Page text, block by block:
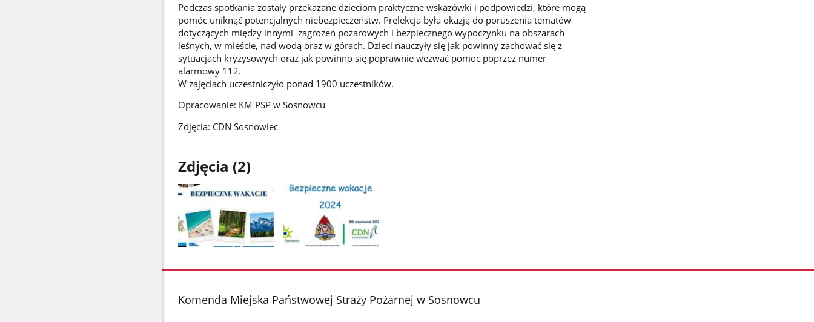
Podczas spotkania zostały przekazane dzieciom praktyczne wskazówki i podpowiedzi, które mogą
pomóc uniknąć potencjalnych niebezpieczeństw. Prelekcja była okazją do poruszenia tematów
dotyczących między innymi zagrożeń pożarowych i bezpiecznego wypoczynku na obszarach
leśnych, w mieście, nad wodą oraz w górach. Dzieci nauczyły się jak powinny zachować się z
sytuacjach kryzysowych oraz jak powinno się poprawnie wezwać pomoc poprzez numer
alarmowy 112.
W zajęciach uczestniczyło ponad 1900 uczestników.
Opracowanie: KM PSP w Sosnowcu
Zdjęcia: CDN Sosnowiec
Zdjęcia (2)
galerii.
galerii.
stopka
Komenda Miejska Państwowej Straży Pożarnej w Sosnowcu